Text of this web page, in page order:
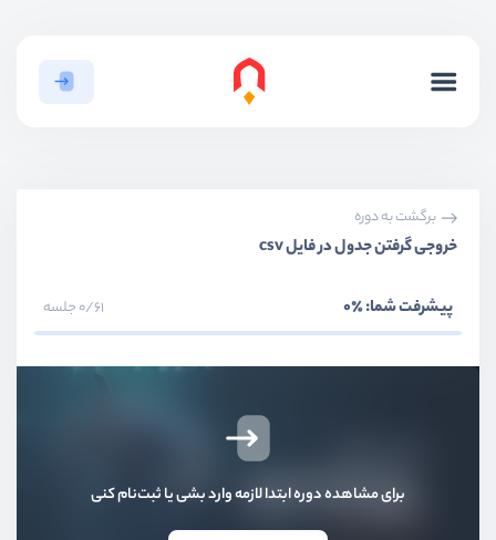
برگشت به دوره
خروجی گرفتن جدول در فایل csv
پیشرفت شما:٪0 0/61 جلسه
برای مشاهده دوره ابتدا لازمه وارد بشی یا ثبت‌نام کنی
بخش دوم کار با جداول
بخش چهارم